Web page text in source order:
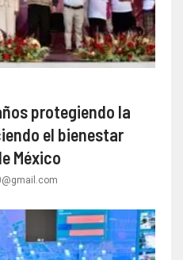
protegiendo la
el bienestar
México